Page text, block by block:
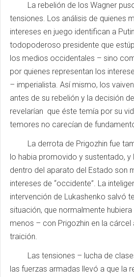
La rebelión de los Wagner
tensiones. Los análisis de quienes
intereses en juego identifican a
todopoderoso presidente que
los medios occidentales – sino
por quienes representan los
– imperialista. Así mismo, los
antes de su rebelión y la decisión
revelarían que éste temía por su
temores no carecían de
La derrota de Prigozhin fue
lo habia promovido y sustentado, y
dentro del aparato del Estado son
intereses de “occidente”. La
intervención de Lukashenko salvó
situación, que normalmente
menos – con Prigozhin en la
traición.
Las tensiones – lucha de
las fuerzas armadas llevó a que la